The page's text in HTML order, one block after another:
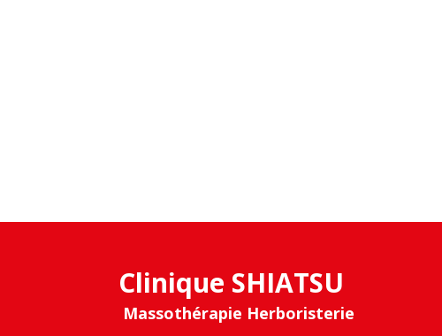
Clinique SHIATSU
Massothérapie Herboristerie